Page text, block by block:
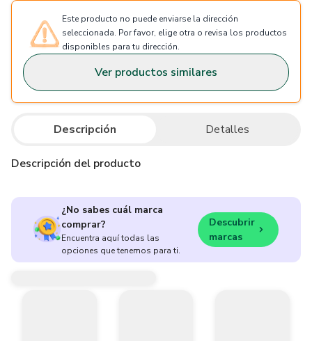
Este producto no puede enviarse la dirección
seleccionada. Por favor, elige otra o revisa los productos
disponibles para tu dirección.
Ver productos similares
Descripción Detalles
Descripción del producto
¿No sabes cuál marca
comprar?
Encuentra aquí todas las
opciones que tenemos para ti.
Descubrir
marcas